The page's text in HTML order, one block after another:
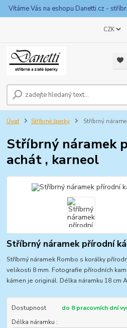
Vítáme Vás na eshopu Danetti.cz -
CZK
Úvod Stříbrné šperky Stříbrný
Stříbrný náramek
achát , karneol
Stříbrný náramek přírodní
Stříbrný náramek Rombo s korálky
velikosti 8 mm. Fotografie přírodních
kámen je originál. Délka náramku 18
Dostupnost
do 8 pracovních dní
Délka náramku :